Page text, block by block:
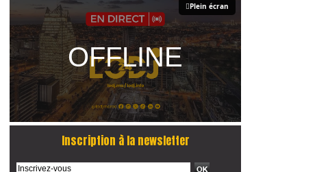
Plein écran
Inscription à la newsletter